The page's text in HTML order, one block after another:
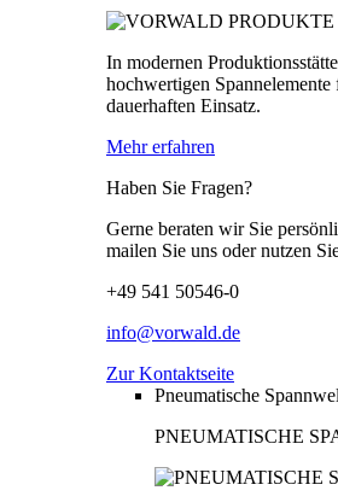
In modernen
hochwertigen
dauerhaften Einsatz.
Mehr erfahren
Haben Sie Fragen?
Gerne beraten wir Sie
mailen Sie uns oder nutzen
+49 541 50546-0
info@vorwald.de
Zur Kontaktseite
Pneumatische
PNEUMATISCHE